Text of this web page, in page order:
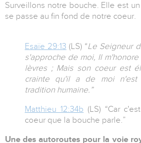
Surveillons notre bouche. Elle est
se passe au fin fond de notre coeur.
Esaïe 29:13 (LS) “Le Seigneur
s'approche de moi, Il
lèvres ; Mais son coeur est
crainte qu'il a de moi n'est
tradition humaine.”
Matthieu 12:34b (LS) “Car
coeur que la bouche parle.”
Une des autoroutes pour la voie